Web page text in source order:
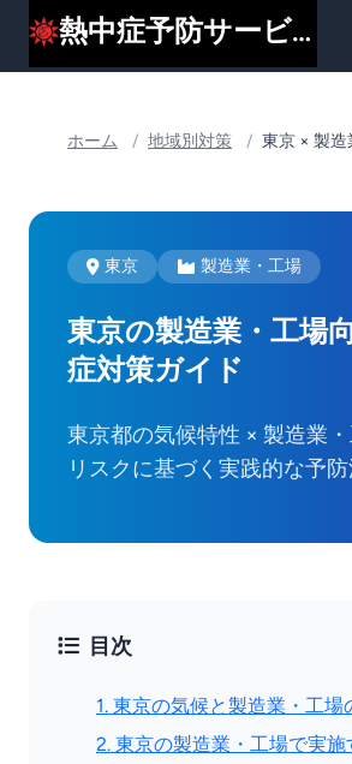
熱中症予防サービスheat119
ホーム / 地域別対策 / 東京 × 製
東京 製造業・工場
東京の製造業・工場
症対策ガイド
東京都の気候特性 × 製造業
リスクに基づく実践的な予
目次
1. 東京の気候と製造業・工場
2. 東京の製造業・工場で実